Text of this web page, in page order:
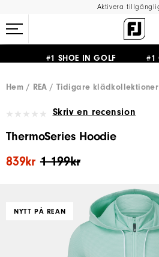
Aktivera
#1 SHOE IN GOLF #1
Hem
REA Tidigare klädkollektioner
Skriv en recension
ThermoSeries Hoodie
1 199kr
839kr
NYTT PÅ REAN